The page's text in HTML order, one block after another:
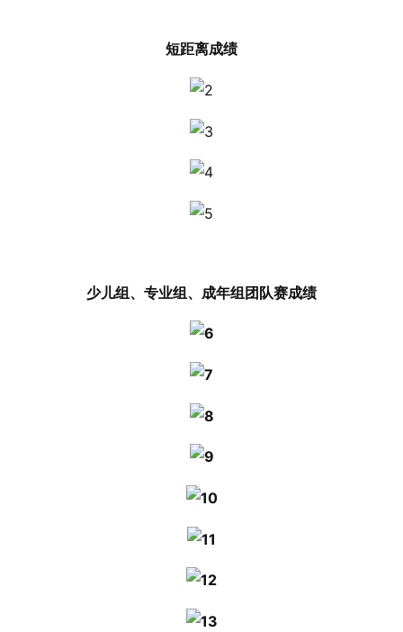
短距离成绩
少儿组、专业组、成年组团队赛成绩